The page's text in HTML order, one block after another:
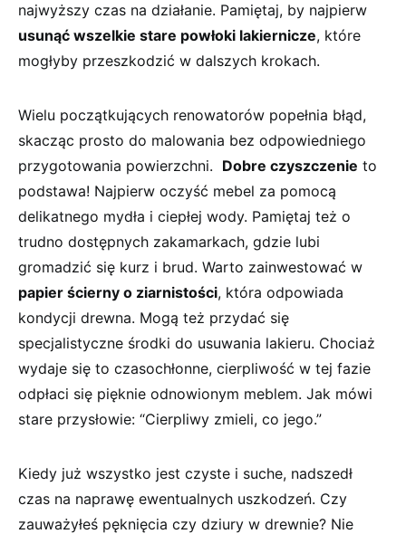
najwyższy czas na działanie. Pamiętaj, by ‌najpierw
usunąć wszelkie stare powłoki lakiernicze, które
‌mogłyby przeszkodzić w dalszych krokach.
Wielu początkujących‍ renowatorów popełnia błąd,‍
skacząc prosto do malowania bez odpowiedniego
przygotowania powierzchni. ⁣ Dobre czyszczenie to
podstawa! Najpierw oczyść mebel za pomocą
delikatnego mydła i ciepłej wody.‍ Pamiętaj też o
trudno dostępnych zakamarkach, gdzie lubi
gromadzić się kurz i brud. Warto zainwestować w
papier ścierny o ⁤ziarnistości, która odpowiada
kondycji drewna. Mogą ⁤też ⁤przydać się
specjalistyczne środki do usuwania lakieru. Chociaż
wydaje ‍się to czasochłonne, cierpliwość w tej fazie
odpłaci się pięknie odnowionym meblem. ⁢Jak​ mówi⁤
stare⁤ przysłowie: “Cierpliwy zmieli, co jego.”
Kiedy już wszystko jest‍ czyste i suche, nadszedł⁤
czas na naprawę ewentualnych uszkodzeń.⁢ Czy
zauważyłeś pęknięcia czy dziury ‌w drewnie? Nie